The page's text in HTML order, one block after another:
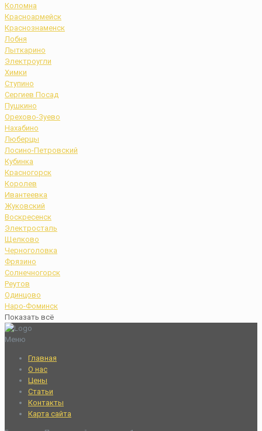
Коломна
Красноармейск
Краснознаменск
Лобня
Лыткарино
Электроугли
Химки
Ступино
Сергиев Посад
Пушкино
Орехово-Зуево
Нахабино
Люберцы
Лосино-Петровский
Кубинка
Красногорск
Королев
Ивантеевка
Жуковский
Воскресенск
Электросталь
Щелково
Черноголовка
Фрязино
Солнечногорск
Реутов
Одинцово
Наро-Фоминск
Показать всё
Меню
Главная
О нас
Цены
Статьи
Контакты
Карта сайта